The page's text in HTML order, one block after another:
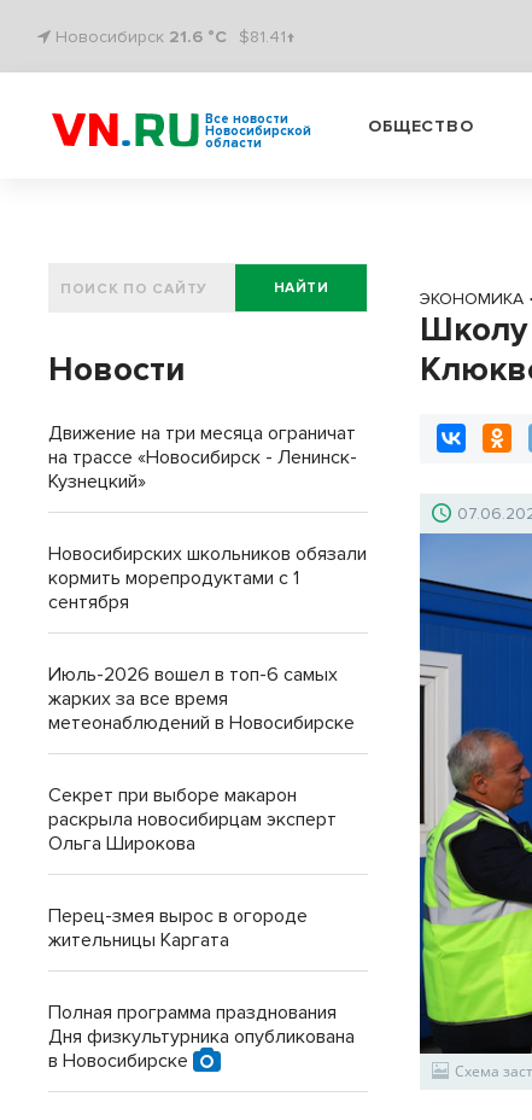
Новосибирск 21.6 °C $81.41↑
Все новости
Новосибирской
области
ОБЩЕСТВО
ЭКОНОМИКА
Школу
Схема
НАЙТИ
Новости
Движение на три месяца ограничат
на трассе «Новосибирск - Ленинск-
Кузнецкий»
Новосибирских школьников обязали
кормить морепродуктами с 1
сентября
Июль-2026 вошел в топ-6 самых
жарких за все время
метеонаблюдений в Новосибирске
Секрет при выборе макарон
раскрыла новосибирцам эксперт
Ольга Широкова
Перец-змея вырос в огороде
жительницы Каргата
Полная программа празднования
Дня физкультурника опубликована
в Новосибирске